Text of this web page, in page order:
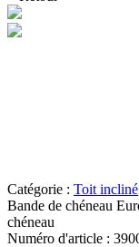
Catégorie : Toit incliné
Bande de chéneau
chéneau
Numéro d'article :